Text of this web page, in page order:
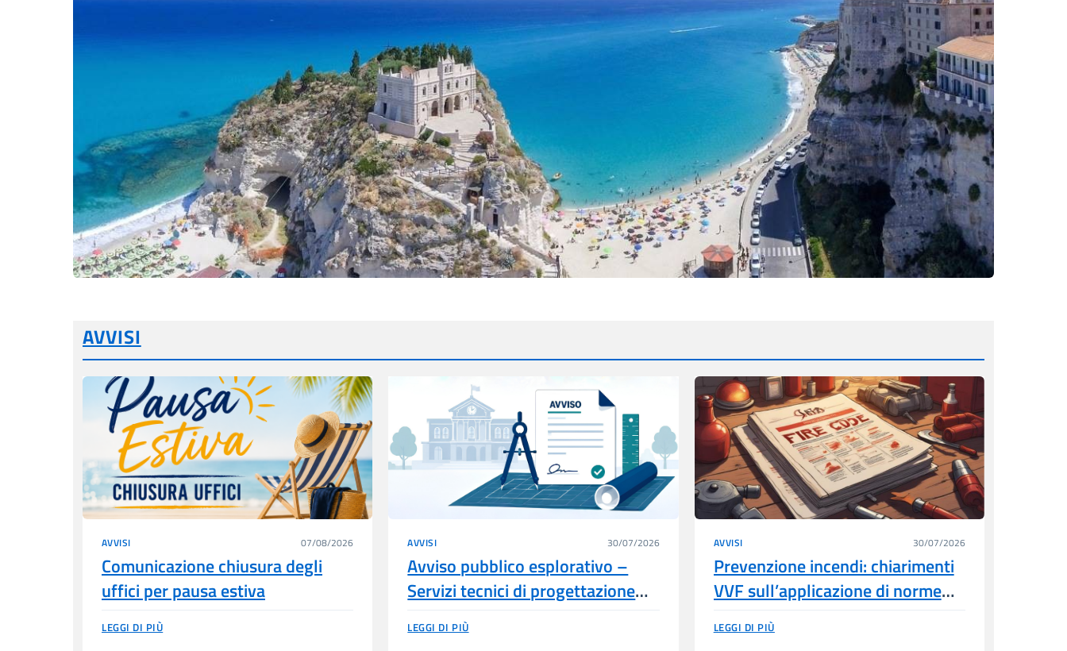
AVVISI
AVVISI 07/08/2026
Comunicazione chiusura degli
uffici per pausa estiva
LEGGI DI PIÙ
AVVISI 30/07/2026
Avviso pubblico esplorativo –
Servizi tecnici di progettazione
esecutiva – Casa Circondariale di
Vibo Valentia
LEGGI DI PIÙ
AVVISI 30/07/2026
Prevenzione incendi: chiarimenti
VVF sull’applicazione di norme
tecniche estere (Par. G.2.7 del
Codice)
LEGGI DI PIÙ